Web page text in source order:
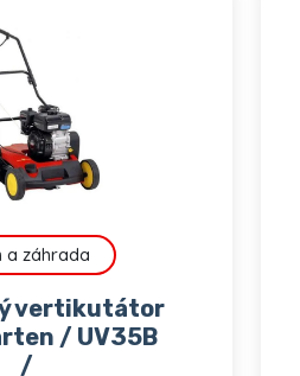
a záhrada
vertikutátor
/ UV35B
/